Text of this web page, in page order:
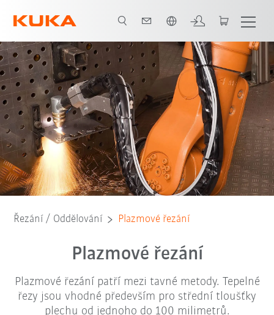
Řezání / Oddělování Plazmové řezání
Plazmové řezání
Plazmové řezání patří mezi tavné metody. Tepelné
řezy jsou vhodné především pro střední tloušťky
plechu od jednoho do 100 milimetrů.